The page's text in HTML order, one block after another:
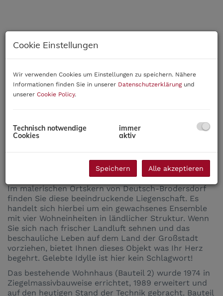
Im malerischen Ortskern von Deutsch-Brodersdorf
finden Sie diese beeindruckende Liegenschaft. Es
handelt sich hierbei um ein gewachsenes Ensemble
mit vier Wohneinheiten in ländlicher Struktur. Wenn
Sie sich nach frischer Landluft sehnen und das
beschauliche Leben auf dem Land der Großstadt
vorziehen, bietet Ihnen dieses Objekt was Ihr Herz
begehrt. Gelebte Idylle ist hier kein Schlagwort!
Das bestehende Wohnhaus (Bauteil 2) wurde 1974 in
Ziegelmassivbauweise errichtet, 1989 erweitert und
auf den heutigen Stand der Technik gebracht. Bauteil
Cookie Einstellungen
Wir verwenden Cookies um Einstellungen zu speichern. Nähere
Informationen finden Sie in unserer Datenschutzerklärungund
unserer Cookie Policy.
Technisch notwendige
Cookies
immer
aktiv
Speichern Alle akzeptieren